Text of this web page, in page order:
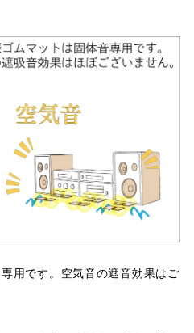
用です。空気音の遮音効果はご